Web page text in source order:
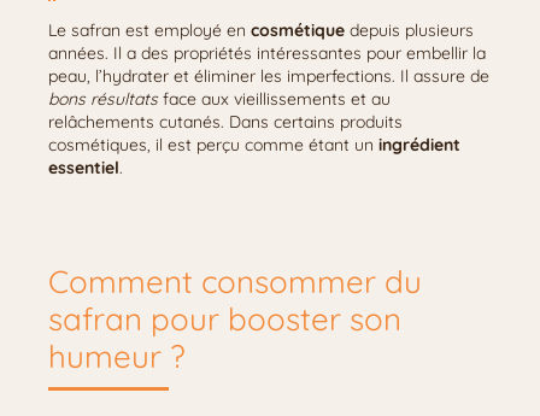
Le safran est employé en cosmétique depuis plusieurs
années. Il a des propriétés intéressantes pour embellir la
peau, l’hydrater et éliminer les imperfections. Il assure de
bons résultatsface aux vieillissements et au
relâchements cutanés. Dans certains produits
cosmétiques, il est perçu comme étant un ingrédient
essentiel.
Comment consommer du
safran pour booster son
humeur ?